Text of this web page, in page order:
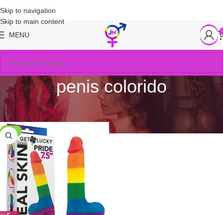
Skip to navigation
Skip to main content
MENU
penis colorido
Início Produtos marcados com a tag “penis colorido”
-50%